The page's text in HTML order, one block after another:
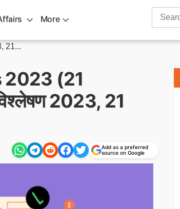
More
Search
21...
2023 (21
2023, 21
Add as a preferred
source on Google